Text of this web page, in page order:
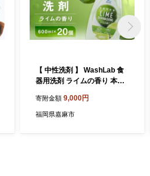
【 中性洗剤 】 WashLab 食
器用洗剤 ライムの香り 本体
雑貨 雑貨 日用品 洗剤 食器
食器用
寄附金額 9,000円
福岡県嘉麻市